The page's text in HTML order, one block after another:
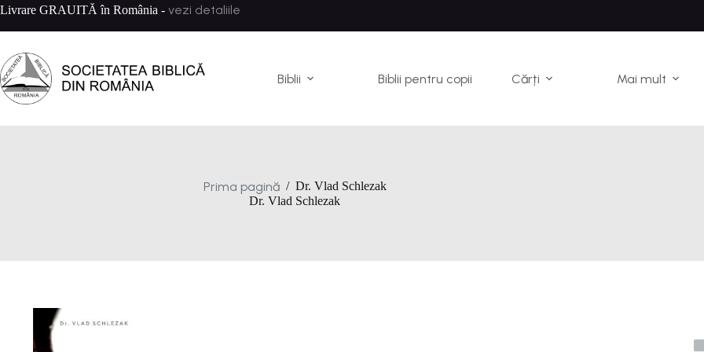
Sari
conținut
Livrare GRAUITĂ în România - vezi detaliile
Biblii Biblii pentru copii Cărți Mai mult
Prima pagină / Dr. Vlad Schlezak
Dr. Vlad Schlezak